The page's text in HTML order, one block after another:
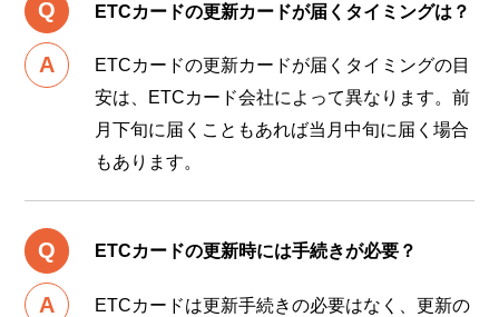
ETCカードの更新カードが届くタイミングは？
ETCカードの更新カードが届くタイミングの目
安は、ETCカード会社によって異なります。前
月下旬に届くこともあれば当月中旬に届く場合
もあります。
ETCカードの更新時には手続きが必要？
ETCカードは更新手続きの必要はなく、更新の